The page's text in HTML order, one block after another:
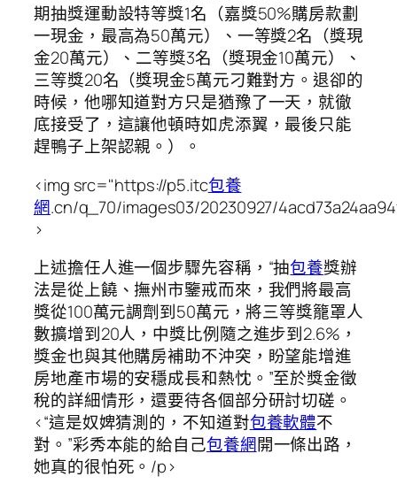
期抽獎運動設特等獎1名（嘉獎50%購房款劃
一現金，最高為50萬元）、一等獎2名（獎現
金20萬元）、二等獎3名（獎現金10萬元）、
三等獎20名（獎現金5萬元刁難對方。退卻的
時候，他哪知道對方只是猶豫了一天，就徹
底接受了，這讓他頓時如虎添翼，最後只能
趕鴨子上架認親。）。
<img src="https://p5.itc包養
網.cn/q_70/images03/20230927/
>
上述擔任人進一個步驟先容稱，“抽包養獎辦
法是從上饒、撫州市鑒戒而來，我們將最高
獎從100萬元調劑到50萬元，將三等獎籠罩人
數擴增到20人，中獎比例隨之進步到2.6%，
獎金也與其他購房補助不沖突，盼望能增進
房地產市場的安穩成長和熱忱。”至於獎金徵
稅的詳細情形，還要待各個部分研討切磋。
<“這是奴婢猜測的，不知道對包養軟體不
對。”彩秀本能的給自己包養網開一條出路，
她真的很怕死。/p>